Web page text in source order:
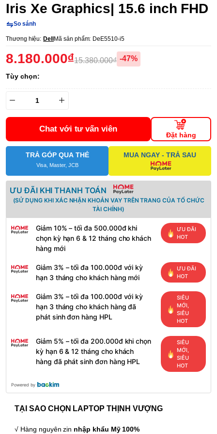
Iris Xe Graphics| 15.6 inch FHD
So sánh
Thương hiệu: Dell Mã sản phẩm: DeE5510-i5
8.180.000₫15.380.000₫ -47%
Tùy chọn:
Chat với tư vấn viên
Đặt hàng
TRẢ GÓP QUA THẺ
Visa, Master, JCB
MUA NGAY - TRẢ SAU
ƯU ĐÃI KHI THANH TOÁN
(SỬ DỤNG KHI XÁC NHẬN KHOẢN VAY TRÊN TRANG CỦA TỔ CHỨC
TÀI CHÍNH)
Giảm 10% – tối đa 500.000đ khi
chọn kỳ hạn 6 & 12 tháng cho khách
hàng mới
ƯU ĐÃI
HOT
Giảm 3% – tối đa 100.000đ với kỳ
hạn 3 tháng cho khách hàng mới
ƯU ĐÃI
HOT
Giảm 3% – tối đa 100.000đ với kỳ
hạn 3 tháng cho khách hàng đã
phát sinh đơn hàng HPL
SIÊU
MỚI,
SIÊU
HOT
Giảm 5% – tối đa 200.000đ khi chọn
kỳ hạn 6 & 12 tháng cho khách
hàng đã phát sinh đơn hàng HPL
SIÊU
MỚI,
SIÊU
HOT
Powered by
TẠI SAO CHỌN LAPTOP THỊNH VƯỢNG
√ Hàng nguyên zin nhập khẩu Mỹ 100%